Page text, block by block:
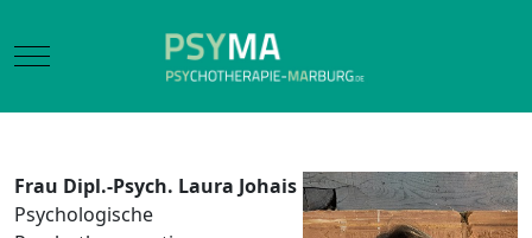
Mobile Menu Toggle
Frau Dipl.-Psych. Laura Johais
Psychologische